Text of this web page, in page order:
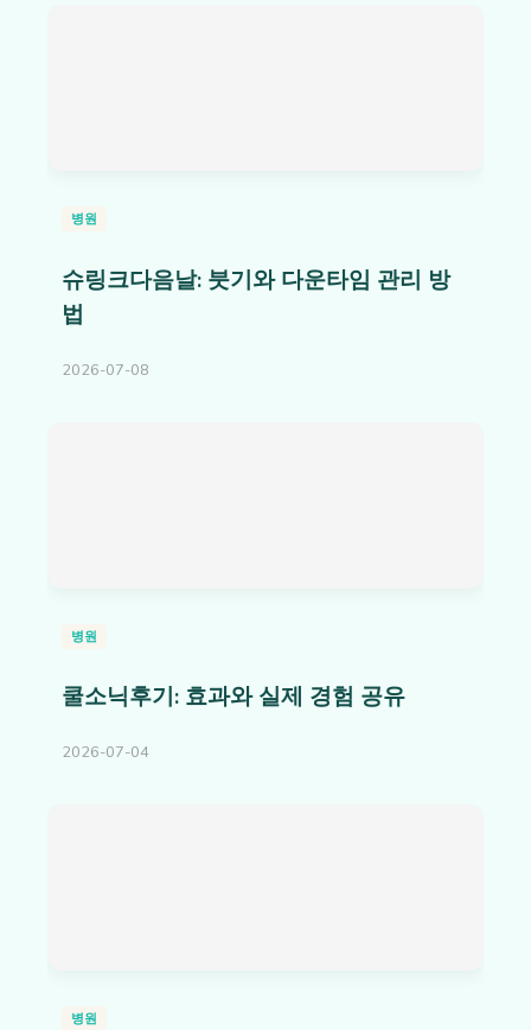
병원
슈링크다음날: 붓기와 다운타임 관리 방
법
2026-07-08
병원
쿨소닉후기: 효과와 실제 경험 공유
2026-07-04
병원